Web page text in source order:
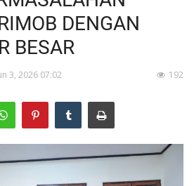
DENGAN
BESAR
3, 2026 07:02 192